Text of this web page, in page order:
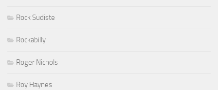
Rock Sudiste
Rockabilly
Roger Nichols
Roy Haynes